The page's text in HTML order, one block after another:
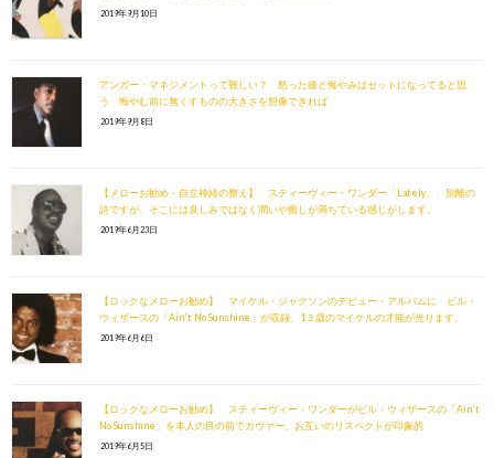
2019年9月10日
アンガー・マネジメントって難しい？ 怒った後と悔やみはセットになってると思
う 悔やむ前に無くすものの大きさを想像できれば
2019年9月8日
【メローお勧め・自立神経の整え】 スティーヴィー・ワンダー「Lately」、別離の
詩ですが、そこには哀しみではなく潤いや癒しが満ちている感じがします。
2019年6月23日
【ロックなメローお勧め】 マイケル・ジャクソンのデビュー・アルバムに ビル・
ウィザースの「Ain't No Sunshine」が収録、1３歳のマイケルの才能が光ります。
2019年6月6日
【ロックなメローお勧め】 スティーヴィー・ワンダーがビル・ウィザースの「Ain't
No Sunshine」を本人の目の前でカヴァー、お互いのリスペクトが印象的
2019年6月5日